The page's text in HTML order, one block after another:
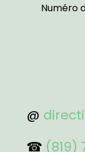
Numéro
@
☎ (819)